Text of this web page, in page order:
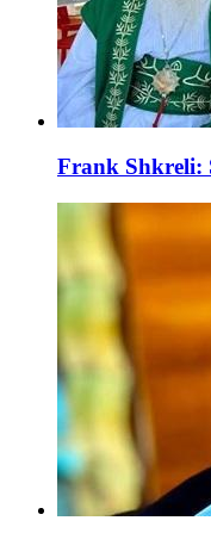
Frank Shkreli: